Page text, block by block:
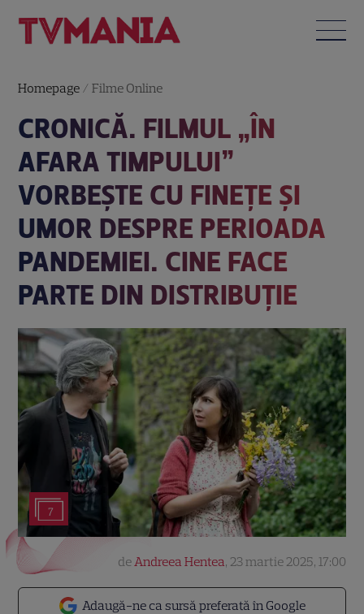
Homepage /Filme Online
CRONICĂ. FILMUL „ÎN
AFARA TIMPULUI”
VORBEȘTE CU FINEȚE ȘI
UMOR DESPRE PERIOADA
PANDEMIEI. CINE FACE
PARTE DIN DISTRIBUȚIE
7
Adaugă-ne ca sursă preferată în Google
deAndreea Hentea, 23 martie 2025, 17:00